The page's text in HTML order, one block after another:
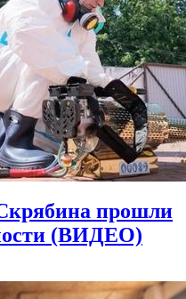
прошли
(ВИДЕО)